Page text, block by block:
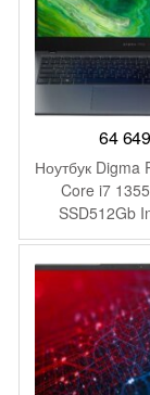
64
Ноутбук Digma
Core i7
SSD512Gb
Graphics
(1920×1080)
Pro grey
4250mAh